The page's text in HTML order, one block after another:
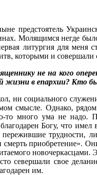
предстоятель
Молящимся негде
литургия для меня
которыми и совершали
не на кого
жизни в епархии? Кто
социального
смысле. Однако,
то много ума не
Богу, что
приобретение».
свое
им.